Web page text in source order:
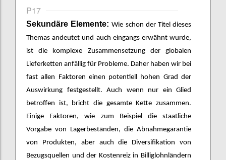
P17
Sekundäre Elemente:Wie schon der Titel dieses
Themas andeutet und auch eingangs erwähnt wurde,
ist die komplexe Zusammensetzung der globalen
Lieferketten anfällig für Probleme. Daher haben wir bei
fast allen Faktoren einen potentiell hohen Grad der
Auswirkung festgestellt. Auch wenn nur ein Glied
betroffen ist, bricht die gesamte Kette zusammen.
Einige Faktoren, wie zum Beispiel die staatliche
Vorgabe von Lagerbeständen, die Abnahmegarantie
von Produkten, aber auch die Diversifikation von
Bezugsquellen und der Kostenreiz in Billiglohnländern